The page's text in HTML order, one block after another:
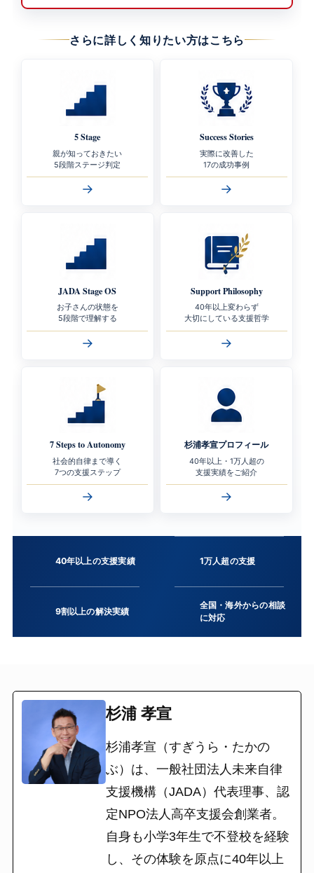
さらに詳しく知りたい方はこちら
5 Stage
親が知っておきたい
5段階ステージ判定
→
Success Stories
実際に改善した
17の成功事例
→
JADA Stage OS
お子さんの状態を
5段階で理解する
→
Support Philosophy
40年以上変わらず
大切にしている支援哲学
→
7 Steps to Autonomy
社会的自律まで導く
7つの支援ステップ
→
杉浦孝宣プロフィール
40年以上・1万人超の
支援実績をご紹介
→
40年以上の支援実績 1万人超の支援
9割以上の解決実績
全国・海外からの相談
に対応
杉浦 孝宣
杉浦孝宣（すぎうら・たかの
ぶ）は、一般社団法人未来自律
支援機構（JADA）代表理事、認
定NPO法人高卒支援会創業者。
自身も小学3年生で不登校を経験
し、その体験を原点に40年以上